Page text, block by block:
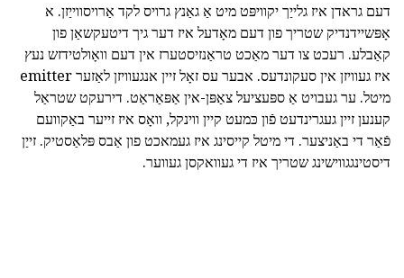
דעם גראדן איז גלייַך יקוויפּט מיט אַ גאַנץ גרויס לקד אַרויסווייַזן. א
אָפּשיידנדיק שטריך פון דעם מאָדעל איז דער גיך דיטעקשאַן פון
קאַבלע. רעכט צו דער מאַכט טראַנזיסטערז אין דעם וואָולטידזש נעץ
איז געוויזן אין סעקונדעס. אבער עס זאָל זיין אנגעוויזן לאַזער emitter
מיטל. ער געבויט אַ ספּעציעל צאַפּן-אין אַפּאַראַט. דירעקט שטראַל
קענען זיין געגרינדעט פֿון כּמעט קיין ווינקל, וואָס איז זייער באַקוועם
פֿאַר די באַניצער. די מיטל קייסינג איז געמאכט פון אַבס פּלאַסטיק. זייַן
דיסטינגגווישינג שטריך איז די געוואקסן געווער.